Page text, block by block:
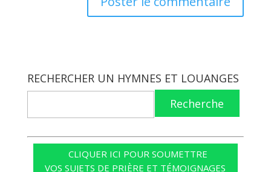
RECHERCHER UN HYMNES ET LOUANGES
Recherche
CLIQUER ICI POUR SOUMETTRE
VOS SUJETS DE PRIÈRE ET TÉMOIGNAGES